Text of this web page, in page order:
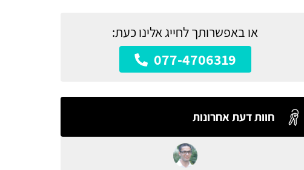
או באפשרותך לחייג אלינו כעת:
077-4706319
חוות דעת אחרונות